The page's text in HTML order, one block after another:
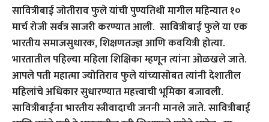
सावित्रीबाई जोतीराव फुले यांची पुण्यतिथी मागील महिन्यात १०
मार्च रोजी सर्वत्र साजरी करण्यात आली. सावित्रीबाई फुले या एक
भारतीय समाजसुधारक, शिक्षणतज्ज्ञ आणि कवयित्री होत्या.
भारतातील पहिल्या महिला शिक्षिका म्हणून त्यांना ओळखले जाते.
आपले पती महात्मा ज्योतिराव फुले यांच्यासोबत त्यांनी देशातील
महिलांचे अधिकार सुधारण्यात महत्त्वाची भूमिका बजावली.
सावित्रीबाईंना भारतीय स्त्रीवादाची जननी मानले जाते. सावित्रीबाई